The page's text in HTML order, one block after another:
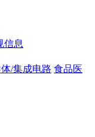
信息
/集成电路 食品医